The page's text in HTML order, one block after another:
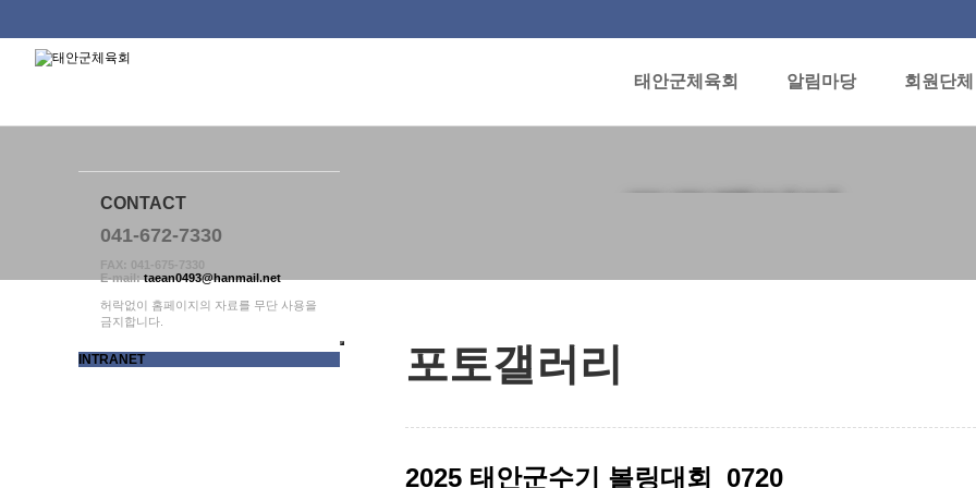
태안군체육회 알림마당 회원단체
포토갤러리
2025 태안군수기 볼링대회_0720
CONTACT
041-672-7330
FAX: 041-675-7330
E-mail:taean0493@hanmail.net
허락없이 홈페이지의 자료를 무단 사용을
금지합니다.
INTRANET